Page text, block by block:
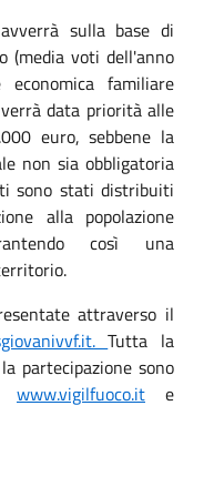
sulla base di
(media voti dell'anno
familiare
data priorità alle
euro, sebbene la
non sia obbligatoria
sono stati distribuiti
alla popolazione
così una
attraverso il
Tutta la
partecipazione sono
www.vigilfuoco.it e